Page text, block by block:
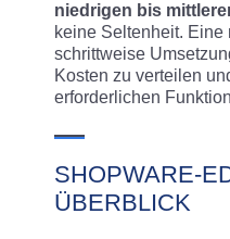
niedrigen bis
keine Seltenheit. Eine
schrittweise
Kosten zu verteilen
erforderlichen
SHOPWARE-
ÜBERBLICK